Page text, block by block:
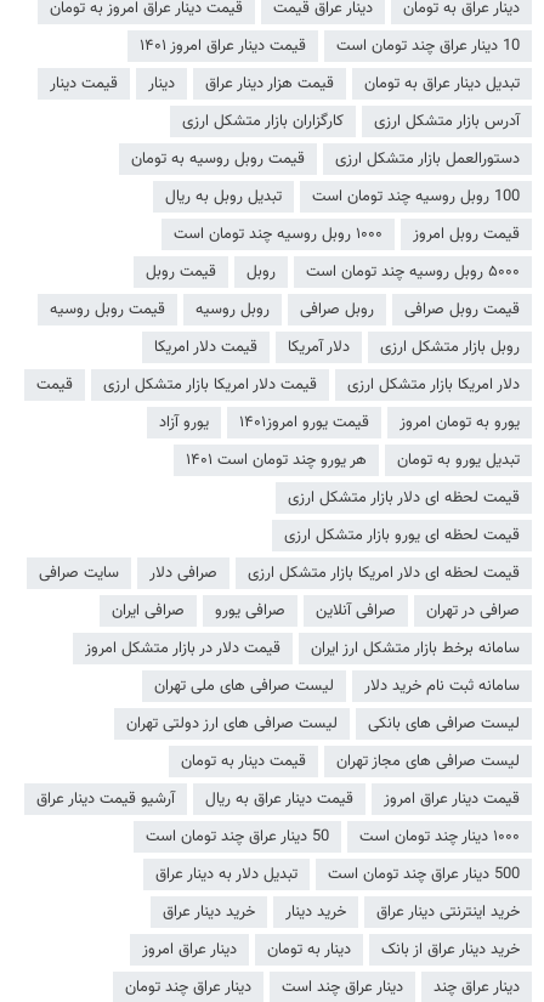
دینار عراق به تومان دینار عراق قیمت
قیمت دینار عراق امروز به تومان
10 دینار عراق چند تومان است
قیمت دینار عراق امروز ۱۴۰۱
تبدیل دینار عراق به تومان
قیمت هزار دینار عراق دینار
قیمت دینار
آدرس بازار متشکل ارزی
کارگزاران بازار متشکل ارزی
دستورالعمل بازار متشکل ارزی
قیمت روبل روسیه به تومان
100 روبل روسیه چند تومان است
تبدیل روبل به ریال
قیمت روبل امروز
۱۰۰۰ روبل روسیه چند تومان است
۵۰۰۰ روبل روسیه چند تومان است
روبل
قیمت روبل
قیمت روبل صرافی
روبل صرافی روبل روسیه
قیمت روبل روسیه
روبل بازار متشکل ارزی
دلار آمریکا
قیمت دلار امریکا
دلار امریکا بازار متشکل ارزی
قیمت دلار امریکا بازار متشکل ارزی
قیمت
یورو به تومان امروز
قیمت یورو امروز۱۴۰۱
یورو آزاد
تبدیل یورو به تومان
هر یورو چند تومان است ۱۴۰۱
قیمت لحظه ای دلار بازار متشکل ارزی
قیمت لحظه ای یورو بازار متشکل ارزی
قیمت لحظه ای دلار امریکا بازار متشکل ارزی
صرافی دلار
سایت صرافی
صرافی در تهران
صرافی آنلاین صرافی یورو
صرافی ایران
سامانه برخط بازار متشکل ارز ایران
قیمت دلار در بازار متشکل امروز
سامانه ثبت نام خرید دلار
لیست صرافی های ملی تهران
لیست صرافی های بانکی
لیست صرافی های ارز دولتی تهران
لیست صرافی های مجاز تهران
قیمت دینار به تومان
قیمت دینار عراق امروز
قیمت دینار عراق به ریال
آرشیو قیمت دینار عراق
۱۰۰۰ دینار چند تومان است
50 دینار عراق چند تومان است
500 دینار عراق چند تومان است
تبدیل دلار به دینار عراق
خرید اینترنتی دینار عراق
خرید دینار
خرید دینار عراق
خرید دینار عراق از بانک
دینار به تومان
دینار عراق امروز
دینار عراق چند
دینار عراق چند است
دینار عراق چند تومان